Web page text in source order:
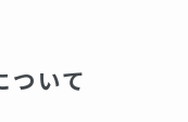
ついて